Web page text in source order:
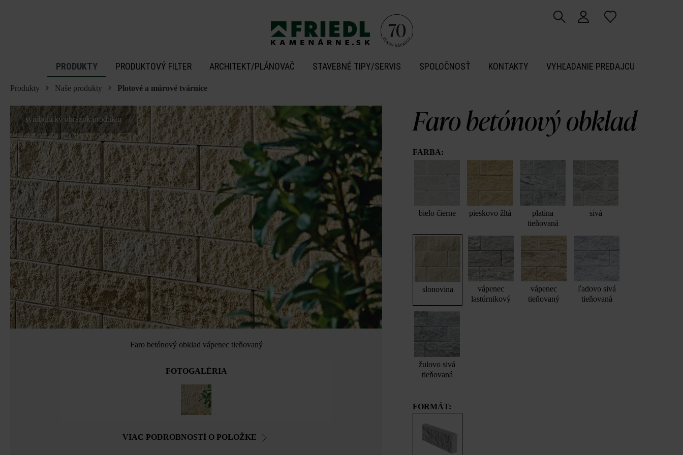
PRODUKTY PRODUKTOVÝ FILTER ARCHITEKT/PLÁNOVAČ STAVEBNÉ TIPY/SERVIS SPOLOČNOSŤ KONTAKTY VYHĽADANIE PREDAJCU
Produkty Naše produkty Plotové a múrové tvárnice
symbolický obrázok produktu
Faro betónový obklad vápenec tieňovaný
FOTOGALÉRIA
VIAC PODROBNOSTÍ O POLOŽKE
Faro betónový obklad
FARBA:
bielo čierne pieskovo žltá
platina
tieňovaná
sivá
slonovina
vápenec
lastúrnikový
vápenec
tieňovaný
ľadovo sivá
tieňovaná
žulovo sivá
tieňovaná
FORMÁT: